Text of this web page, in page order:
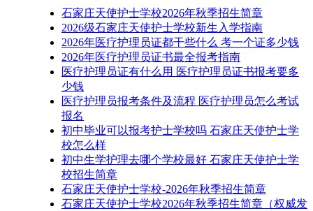
石家庄天使护士学校2026年秋季招生简章
2026级石家庄天使护士学校新生入学指南
2026年医疗护理员证都干些什么 考一个证多少钱
2026年医疗护理员证书最全报考指南
医疗护理员证有什么用 医疗护理员证书报考要多
少钱
医疗护理员报考条件及流程 医疗护理员怎么考试
报名
初中毕业可以报考护士学校吗 石家庄天使护士学
校怎么样
初中生学护理去哪个学校最好 石家庄天使护士学
校招生简章
石家庄天使护士学校-2026年秋季招生简章
石家庄天使护士学校2026年秋季招生简章（权威发